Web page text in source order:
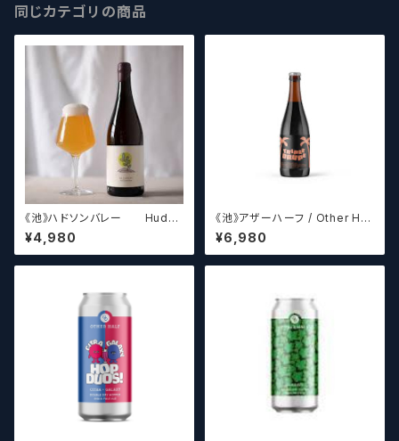
同じカテゴリの商品
《池》ハドソンバレー Hudso
n Valley Blossom
¥4,980
《池》アザーハーフ / Other Hal
f Brewing Triple Drupe【ク
ラフトビールシザーズ】
¥6,980